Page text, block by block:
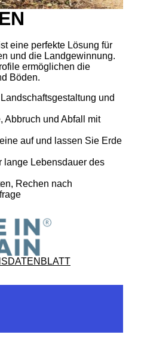
eine perfekte Lösung für
und die Landgewinnung.
ermöglichen die
Böden.
und
Abbruch und Abfall mit
auf und lassen Sie Erde
lange Lebensdauer des
Rechen nach
DATENBLATT